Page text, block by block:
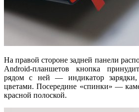
На правой стороне задней панели
Android-планшетов кнопка
рядом с ней — индикатор зарядки,
цветами. Посередине «спинки» —
красной полоской.